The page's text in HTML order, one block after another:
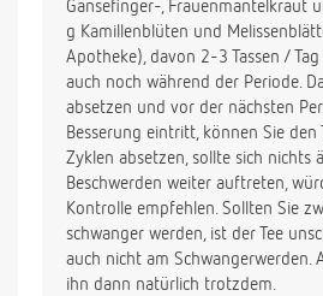
Gänsefinger-, Frauenmantelkraut
g Kamillenblüten und
Apotheke), davon 2-3 Tassen /
auch noch während der Periode.
absetzen und vor der nächsten
Besserung eintritt, können Sie den
Zyklen absetzen, sollte sich nichts
Beschwerden weiter auftreten,
Kontrolle empfehlen. Sollten Sie
schwanger werden, ist der Tee
auch nicht am Schwangerwerden.
ihn dann natürlich trotzdem.